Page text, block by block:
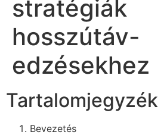
stratégiák
hosszútáv-
edzésekhez
Tartalomjegyzék
Bevezetés